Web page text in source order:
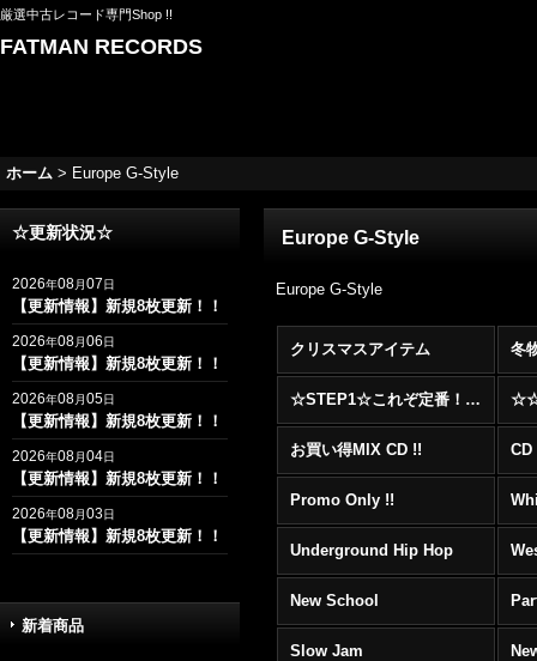
厳選中古レコード専門Shop !!
FATMAN RECORDS
ホーム > Europe G-Style
☆更新状況☆
2026年08月07日
【更新情報】新規8枚更新！！
2026年08月06日
【更新情報】新規8枚更新！！
2026年08月05日
【更新情報】新規8枚更新！！
2026年08月04日
【更新情報】新規8枚更新！！
2026年08月03日
【更新情報】新規8枚更新！！
新着商品
Europe G-Style
Europe G-Style
クリスマスアイテム 冬
☆STEP1☆これぞ定番！！まずはここから！2000年代R&BフロアヒットBest 100 !!!
お買い得MIX CD !!
Promo Only !!
Underground Hip Hop
New School
Slow Jam